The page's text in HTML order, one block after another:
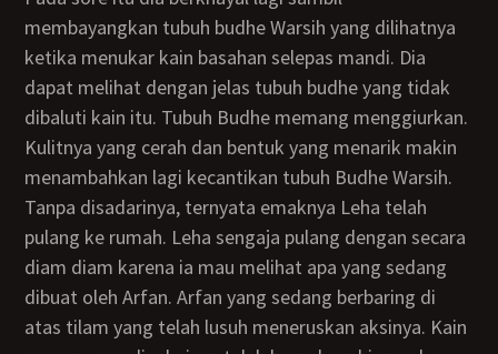
membayangkan tubuh budhe Warsih yang dilihatnya
ketika menukar kain basahan selepas mandi. Dia
dapat melihat dengan jelas tubuh budhe yang tidak
dibaluti kain itu. Tubuh Budhe memang menggiurkan.
Kulitnya yang cerah dan bentuk yang menarik makin
menambahkan lagi kecantikan tubuh Budhe Warsih.
Tanpa disadarinya, ternyata emaknya Leha telah
pulang ke rumah. Leha sengaja pulang dengan secara
diam diam karena ia mau melihat apa yang sedang
dibuat oleh Arfan. Arfan yang sedang berbaring di
atas tilam yang telah lusuh meneruskan aksinya. Kain